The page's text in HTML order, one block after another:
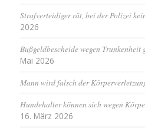
Strafverteidiger rät, bei der Polizei
2026
Bußgeldbescheide wegen
Mai 2026
Mann wird falsch der
Hundehalter können sich wegen
16. März 2026